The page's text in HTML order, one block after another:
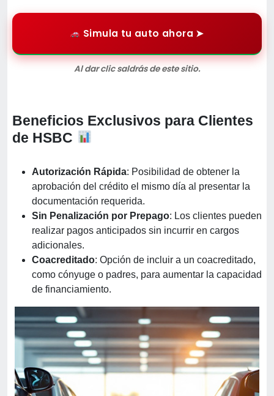
Simula tu auto ahora ➤
Al dar clic saldrás de este sitio.
Beneficios Exclusivos para Clientes
de HSBC
Autorización Rápida: Posibilidad de obtener la
aprobación del crédito el mismo día al presentar la
documentación requerida.
Sin Penalización por Prepago: Los clientes pueden
realizar pagos anticipados sin incurrir en cargos
adicionales.
Coacreditado: Opción de incluir a un coacreditado,
como cónyuge o padres, para aumentar la capacidad
de financiamiento.